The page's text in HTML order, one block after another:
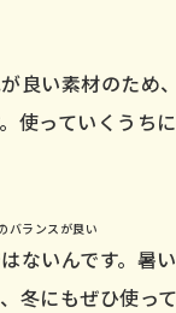
良い素材のため
使っていくうち
ランスが良い
ないんです。暑
冬にもぜひ使っ